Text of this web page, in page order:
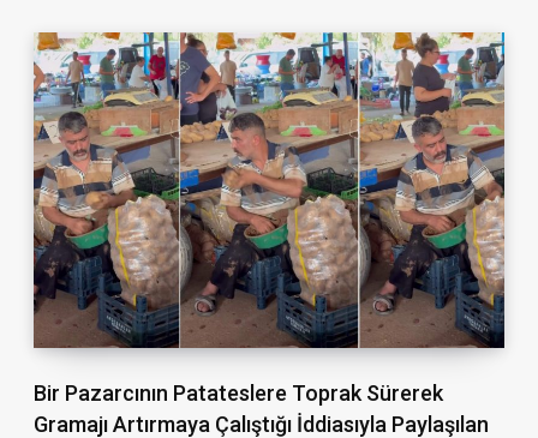
Bir Pazarcının Patateslere Toprak Sürerek
Gramajı Artırmaya Çalıştığı İddiasıyla Paylaşılan